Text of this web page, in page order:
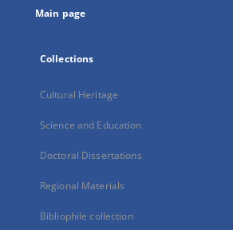
Main page
Collections
Cultural Heritage
Science and Education
Doctoral Dissertations
Regional Materials
Bibliophile collection